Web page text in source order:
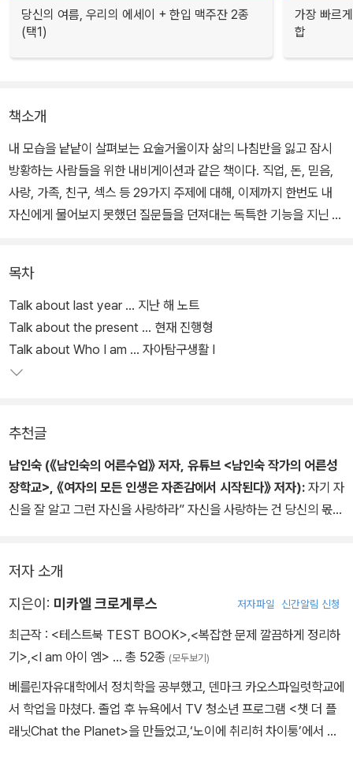
당신의 여름, 우리의 에세이 + 한입 맥주잔 2종
(택1)
가장 빠르
합
책소개
내 모습을 낱낱이 살펴보는 요술거울이자 삶의 나침반을 잃고 잠시
방황하는 사람들을 위한 내비게이션과 같은 책이다. 직업, 돈, 믿음,
사랑, 가족, 친구, 섹스 등 29가지 주제에 대해, 이제까지 한번도 내
자신에게 물어보지 못했던 질문들을 던져대는 독특한 기능을 지닌 네
이 책을 제대로 사용하는 방법. 하나, 답은 빠르고 간결하게. 너무 오
랫동안 생각하지 말고 머릿속에 순간적으로 떠오르는 답들을 적는다.
둘, 최대한 솔직하게, 내면의 고백들을 꾸밈없이 적는다. 마지막으로
나중에 대답을 정정하기 전까지만 그 대답은 유효하다는 것. 독자 스
스로 저자가 되고, 리포터가 되고, VJ가 되어야만 하는 책이다.
목차
Talk about last year … 지난 해 노트
Talk about the present … 현재 진행형
Talk about Who I am … 자아탐구생활 I
추천글
남인숙 (《남인숙의 어른수업》 저자, 유튜브 <남인숙 작가의 어른성
장학교>, 《여자의 모든 인생은 자존감에서 시작된다》 저자): 자기 자
신을 잘 알고 그런 자신을 사랑하라” 자신을 사랑하는 건 당신의 몫이
저자 소개
지은이: 미카엘 크로게루스 저자파일 신간알림 신청
최근작 : <테스트북 TEST BOOK>,<복잡한 문제 깔끔하게 정리하
기>,<I am 아이 엠> … 총 52종 (모두보기)
베를린자유대학에서 정치학을 공부했고, 덴마크 카오스파일럿학교에
서 학업을 마쳤다. 졸업 후 뉴욕에서 TV 청소년 프로그램 <챗 더 플
래닛Chat the Planet>을 만들었고,‘노이에 취리허 차이퉁’에서 펴